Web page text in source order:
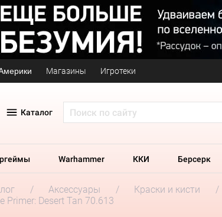
Магазины Игротеки
Каталог
Warhammer ККИ Берсерк
Аксессуары Краски и кисти
Primer: Desert Tan 70.613